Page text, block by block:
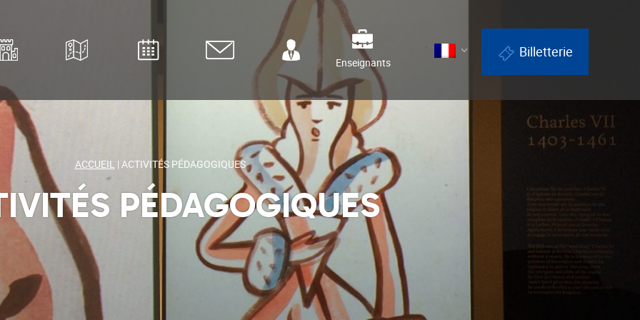
le
votre visite
Espace pro
Enseignants
Billetterie
ACCUEIL | ACTIVITÉS PÉDAGOGIQUES
PÉDAGOGIQUES